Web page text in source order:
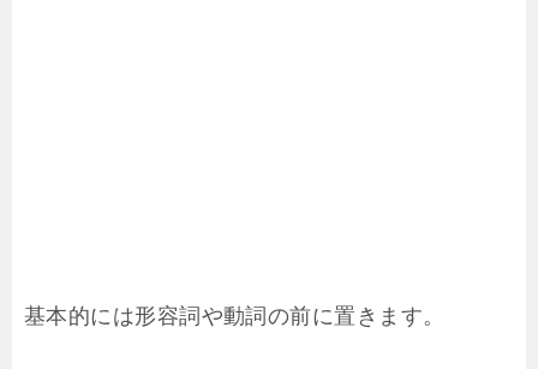
基本的には形容詞や動詞の前に置きます。